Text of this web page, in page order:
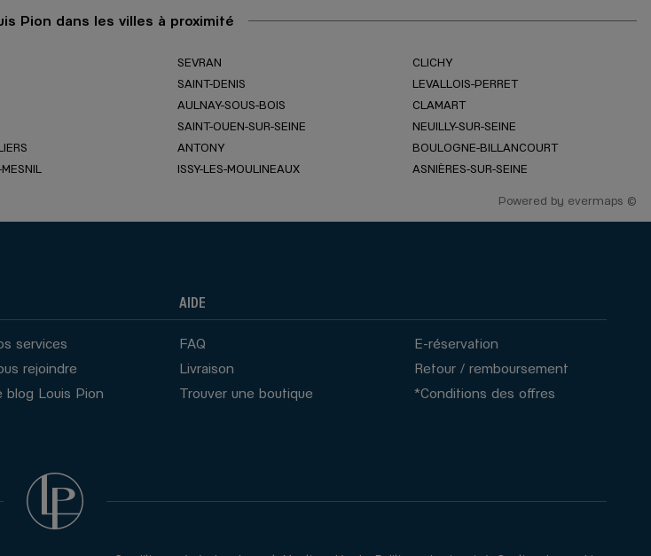
Pion dans les villes à proximité
SEVRAN
SAINT-DENIS
AULNAY-SOUS-BOIS
SAINT-OUEN-SUR-SEINE
ANTONY
ISSY-LES-MOULINEAUX
CLICHY
LEVALLOIS-PERRET
CLAMART
NEUILLY-SUR-SEINE
BOULOGNE-BILLANCOURT
ASNIÈRES-SUR-SEINE
Powered by evermaps ©
services
rejoindre
blog Louis Pion
AIDE
FAQ
Livraison
Trouver une boutique
E-réservation
Retour / remboursement
*Conditions des offres